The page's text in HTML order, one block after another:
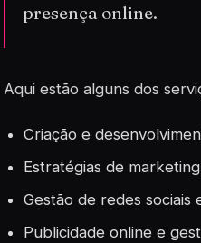
presença online.
Aqui estão alguns dos
Criação e
Estratégias de
Gestão de redes sociais
Publicidade online e